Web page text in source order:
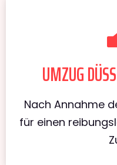
UMZUG
Nach Annahme
für einen